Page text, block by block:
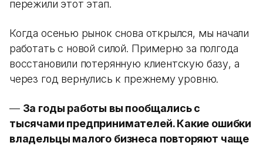
пережили этот этап.
Когда осенью рынок снова открылся, мы начали
работать с новой силой. Примерно за полгода
восстановили потерянную клиентскую базу, а
через год вернулись к прежнему уровню.
— За годы работы вы пообщались с
тысячами предпринимателей. Какие ошибки
владельцы малого бизнеса повторяют чаще